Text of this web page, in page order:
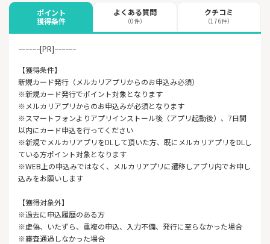
ポイント
獲得条件
よくある質問
（0件）
クチコミ
（176件）
ｰｰｰｰｰｰ[PR]ｰｰｰｰｰｰ
【獲得条件】
新規カード発行（メルカリアプリからのお申込み必須）
※新規カード発行でポイント対象となります
※メルカリアプリからのお申込みが必須となります
※スマートフォンよりアプリインストール後（アプリ起動後）、7日間
以内にカード申込を行ってください
※新規でメルカリアプリをDLして頂いた方、既にメルカリアプリをDLし
ている方ポイント対象となります
※WEB上の申込みではなく、メルカリアプリに遷移しアプリ内でお申し
込みをお願いします
【獲得対象外】
※過去に申込履歴のある方
※虚偽、いたずら、重複の申込、入力不備、発行に至らなかった場合
※審査通過しなかった場合